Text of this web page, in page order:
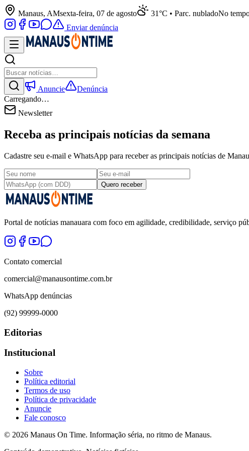
Manaus, AMsexta-feira, 07 de agosto 31°C • Parc. nubladoNo
Enviar denúncia
Anuncie
Denúncia
Carregando…
Newsletter
Receba as principais notícias da semana
Cadastre seu e-mail e WhatsApp para receber as principais notícias de
Quero receber
Portal de notícias manauara com foco em agilidade, credibilidade, serviço
Contato comercial
comercial@manausontime.com.br
WhatsApp denúncias
(92) 99999-0000
Editorias
Institucional
Sobre
Política editorial
Termos de uso
Política de privacidade
Anuncie
Fale conosco
© 2026 Manaus On Time. Informação séria, no ritmo de Manaus.